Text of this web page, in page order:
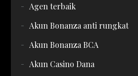
Agen terbaik
Akun Bonanza anti rungkat
Akun Bonanza BCA
Akun Casino Dana